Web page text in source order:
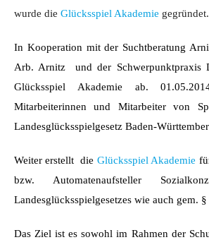
wurde die Glücksspiel Akademie gegründet.
In Kooperation mit der Suchtberatung
Arb. Arnitz
und der Schwerpunktpraxis
Glücksspiel Akademie ab.
Mitarbeiterinnen und Mitarbeiter von
Landesglücksspielgesetz Baden-
Weiter erstellt die Glücksspiel Akademie
bzw. Automatenaufsteller
Landesglücksspielgesetzes wie auch gem.
Das Ziel ist es sowohl im Rahmen der